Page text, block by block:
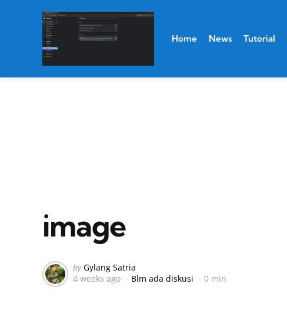
Home News Tutorial
image
Posted
by
by Gylang Satria
4 weeks ago
Blm ada diskusi 0 min